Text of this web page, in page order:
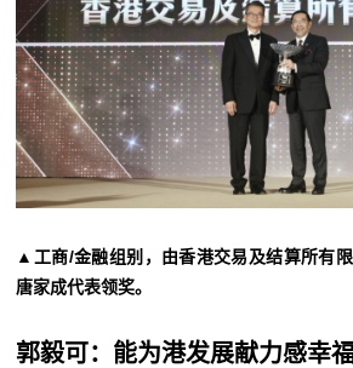
▲工商/金融组别，由香港交易及结算所有
唐家成代表领奖。
郭毅可：能为港发展献力感幸